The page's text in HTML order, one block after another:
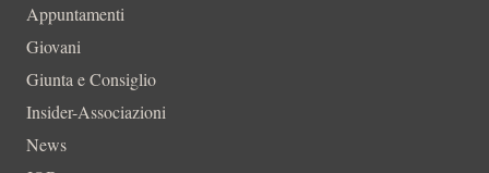
Appuntamenti
Giovani
Giunta e Consiglio
Insider-Associazioni
News